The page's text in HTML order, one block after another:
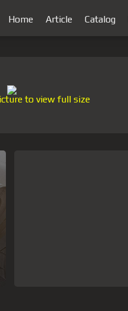
Home Article Catalog
to view full size